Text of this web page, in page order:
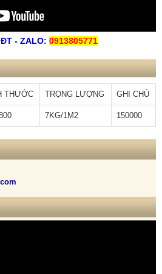
ĐT - ZALO: 0913805771
THƯỚC TRỌNG LƯỢNG GHI CHÚ
7KG/1M2 150000